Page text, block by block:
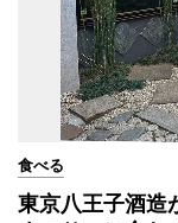
食べる
東京八王子酒